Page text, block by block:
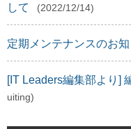
して
(2022/12/14)
定期メンテナンスのお
[IT Leaders編集部より]
uiting)